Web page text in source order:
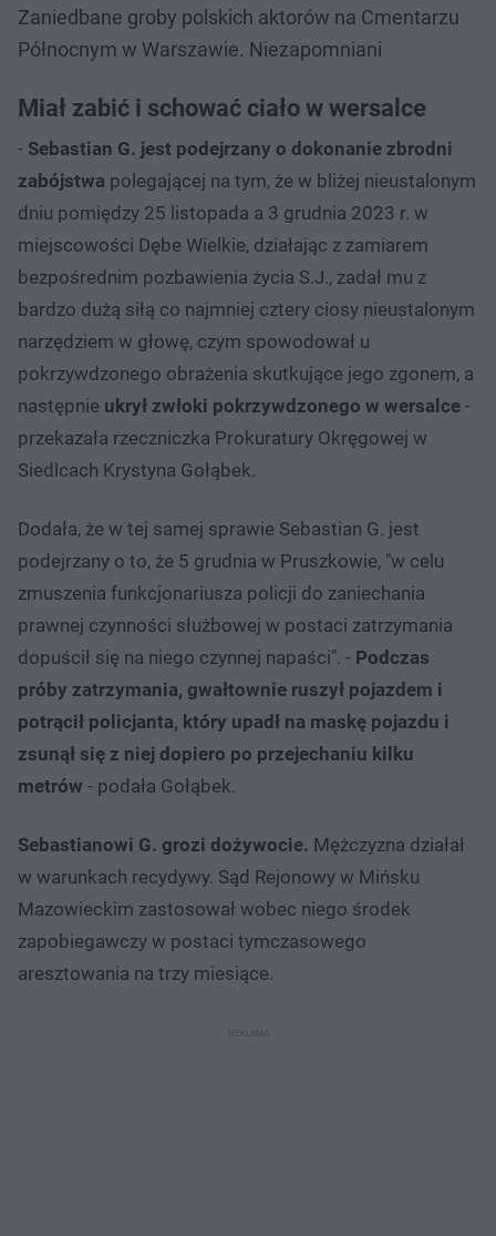
Zaniedbane groby polskich aktorów na Cmentarzu
Północnym w Warszawie. Niezapomniani
Miał zabić i schować ciało w wersalce
- Sebastian G. jest podejrzany o dokonanie zbrodni
zabójstwa polegającej na tym, że w bliżej nieustalonym
dniu pomiędzy 25 listopada a 3 grudnia 2023 r. w
miejscowości Dębe Wielkie, działając z zamiarem
bezpośrednim pozbawienia życia S.J., zadał mu z
bardzo dużą siłą co najmniej cztery ciosy nieustalonym
narzędziem w głowę, czym spowodował u
pokrzywdzonego obrażenia skutkujące jego zgonem, a
następnie ukrył zwłoki pokrzywdzonego w wersalce -
przekazała rzeczniczka Prokuratury Okręgowej w
Siedlcach Krystyna Gołąbek.
Dodała, że w tej samej sprawie Sebastian G. jest
podejrzany o to, że 5 grudnia w Pruszkowie, "w celu
zmuszenia funkcjonariusza policji do zaniechania
prawnej czynności służbowej w postaci zatrzymania
dopuścił się na niego czynnej napaści". - Podczas
próby zatrzymania, gwałtownie ruszył pojazdem i
potrącił policjanta, który upadł na maskę pojazdu i
zsunął się z niej dopiero po przejechaniu kilku
metrów - podała Gołąbek.
Sebastianowi G. grozi dożywocie. Mężczyzna działał
w warunkach recydywy. Sąd Rejonowy w Mińsku
Mazowieckim zastosował wobec niego środek
zapobiegawczy w postaci tymczasowego
aresztowania na trzy miesiące.